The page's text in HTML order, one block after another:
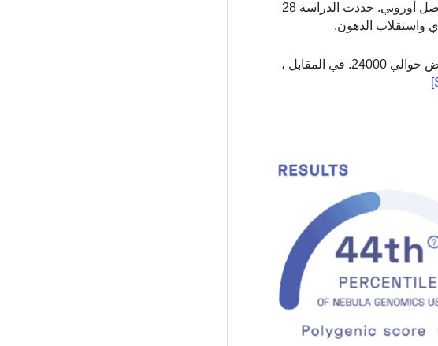
المرتبطة بتكوين حصوات المرارة ، فحصت هذه الدراسة على نطاق الجينوم جينومات أكثر من 750.000 فرد من أصل أوروبي. حددت الدراسة 28
وفقًا لموسوعة جينيس للأرقام القياسية ، كانت معظم حصوات المرارة التي تمت إزالتها من المريض حوالي 24000. في المقابل ،